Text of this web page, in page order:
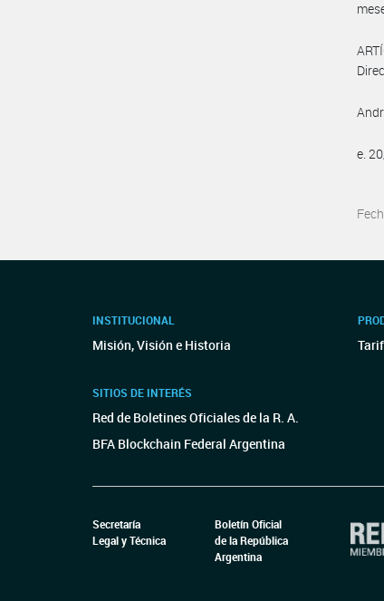
e.
INSTITUCIONAL
Misión, Visión e Historia
SITIOS DE INTERÉS
Red de Boletines Oficiales de la R. A.
BFA Blockchain Federal Argentina
Secretaría
Legal y Técnica
Boletín Oficial
de la República
Argentina